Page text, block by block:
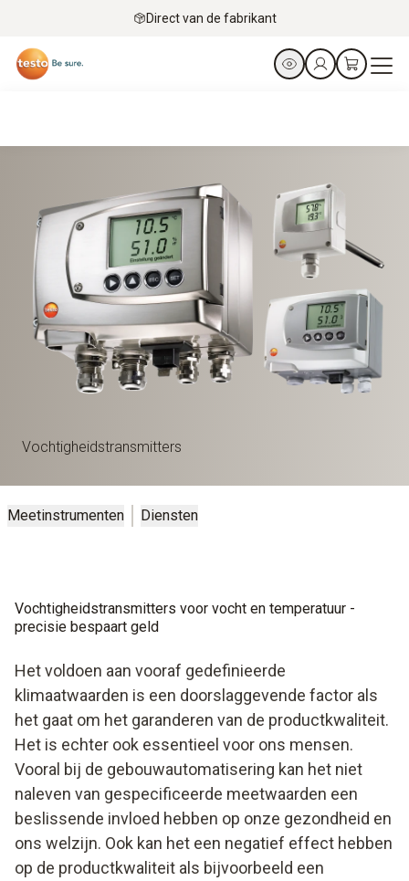
Direct van de fabrikant
Vochtigheidstransmitters
Meetinstrumenten Diensten
Vochtigheidstransmitters voor vocht en temperatuur -
precisie bespaart geld
Het voldoen aan vooraf gedefinieerde
klimaatwaarden is een doorslaggevende factor als
het gaat om het garanderen van de productkwaliteit.
Het is echter ook essentieel voor ons mensen.
Vooral bij de gebouwautomatisering kan het niet
naleven van gespecificeerde meetwaarden een
beslissende invloed hebben op onze gezondheid en
ons welzijn. Ook kan het een negatief effect hebben
op de productkwaliteit als bijvoorbeeld een